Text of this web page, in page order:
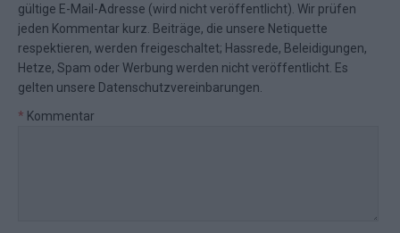
gültige E-Mail-Adresse (wird nicht veröffentlicht). Wir prüfen
jeden Kommentar kurz. Beiträge, die unsere Netiquette
respektieren, werden freigeschaltet; Hassrede, Beleidigungen,
Hetze, Spam oder Werbung werden nicht veröffentlicht. Es
gelten unsere Datenschutzvereinbarungen
* Kommentar